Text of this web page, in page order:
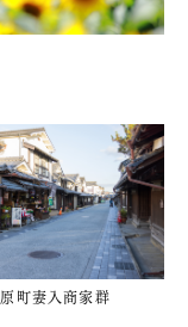
町妻入商家群